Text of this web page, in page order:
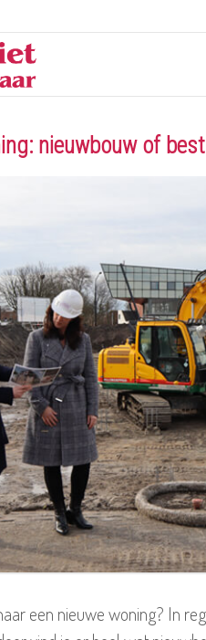
nieuwbouw of
een nieuwe woning? In